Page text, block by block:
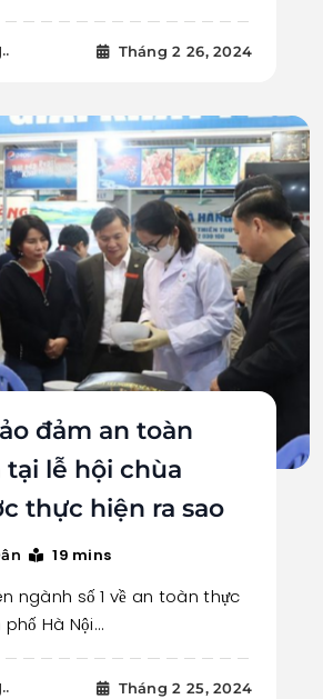
Tháng 2 26, 2024
đảm an toàn
lễ hội chùa
thực hiện ra sao
19 mins
ngành số 1 về an toàn thực
Hà Nội…
Tháng 2 25, 2024